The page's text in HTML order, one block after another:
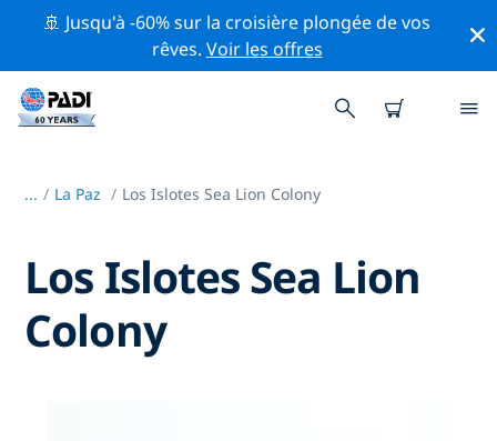
🚢 Jusqu'à -60% sur la croisière plongée de vos
rêves. Voir les offres
... / La Paz Los Islotes Sea Lion Colony
Los Islotes Sea Lion
Colony